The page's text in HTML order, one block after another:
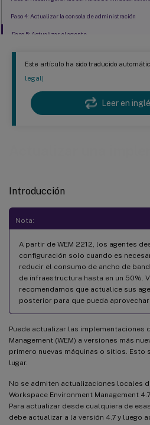
Este artículo ha sido traducido
legal)
Leer en
Introducción
Nota:
A partir de WEM 2212, los agentes
configuración solo cuando es
reducir el consumo de ancho de
de infraestructura hasta en un 50%.
recomendamos que actualice sus
posterior para que pueda
Puede actualizar las implementaciones
Management (WEM) a versiones más
primero nuevas máquinas o sitios. Esto
lugar.
No se admiten actualizaciones locales
Workspace Environment Management
Para actualizar desde cualquiera de
debe actualizar a la versión 4.7 y luego
Paso 4: Actualizar la consola de administración
Paso 5: Actualizar el agente